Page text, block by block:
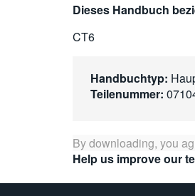
Dieses Handbuch
CT6
Handbuchtyp:
Teilenummer:
By downloading, you
Help us improve our